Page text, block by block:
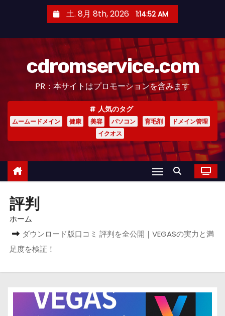
土. 8月 8th, 2026 1:14:53 AM
cdromservice.com
PR：本サイトはプロモーションを含みます
人気のタグ
ムームードメイン 健康 美容 パソコン 育毛剤
ドメイン管理
イクオス
評判
ホーム
ダウンロード版口コミ 評判を全公開｜VEGASの実力と満
足度を検証！